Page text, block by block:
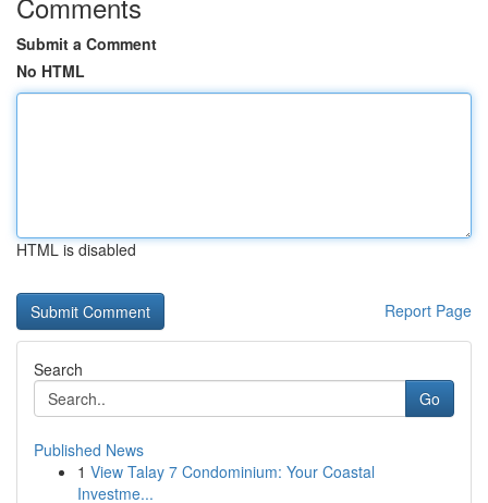
Submit a Comment
No HTML
HTML is disabled
Report Page
Search
Go
Published News
1 View Talay 7 Condominium: Your Coastal
Investme...